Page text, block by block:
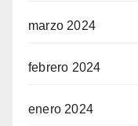
marzo 2024
febrero 2024
enero 2024